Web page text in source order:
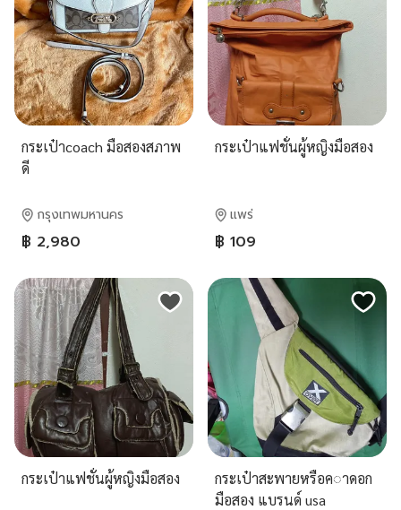
กระเป๋าcoach มือสองสภาพ
ดี
กรุงเทพมหานคร
฿ 2,980
กระเป๋าแฟชั่นผู้หญิงมือสอง
แพร่
฿ 109
กระเป๋าแฟชั่นผู้หญิงมือสอง
กระเป๋าสะพายหรือค◌าดอก
มือสอง แบรนด์ usa